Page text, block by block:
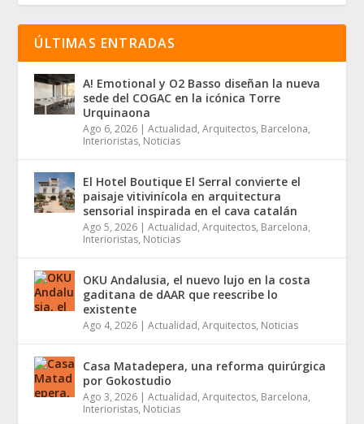
ÚLTIMAS ENTRADAS
A! Emotional y O2 Basso diseñan la nueva
sede del COGAC en la icónica Torre
Urquinaona
Ago 6, 2026 |Actualidad,Arquitectos, Barcelona,
Interioristas, Noticias
El Hotel Boutique El Serral convierte el
paisaje vitivinícola en arquitectura
sensorial inspirada en el cava catalán
Ago 5, 2026 |Actualidad,Arquitectos, Barcelona,
Interioristas, Noticias
OKU Andalusia, el nuevo lujo en la costa
gaditana de dAAR que reescribe lo
existente
Ago 4, 2026 |Actualidad,Arquitectos, Noticias
Casa Matadepera, una reforma quirúrgica
por Gokostudio
Ago 3, 2026 |Actualidad,Arquitectos, Barcelona,
Interioristas, Noticias